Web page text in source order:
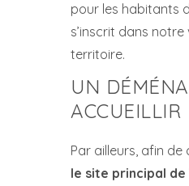
pour les habitants
s’inscrit dans
territoire.
UN
ACCUEILLIR
Par ailleurs, afin
le site principal